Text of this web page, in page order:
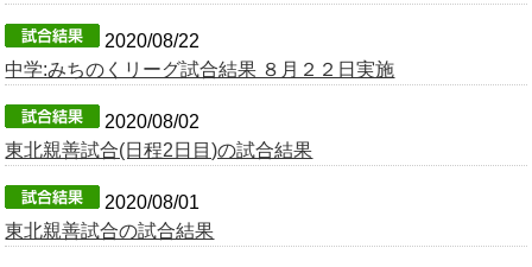
2020/08/22
中学:みちのくリーグ試合結果 ８月２２日実施
2020/08/02
東北親善試合(日程2日目)の試合結果
2020/08/01
東北親善試合の試合結果